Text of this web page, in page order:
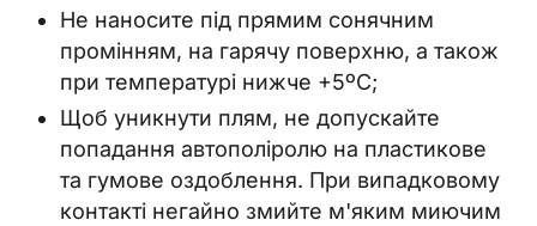
Не наносите під прямим сонячним
промінням, на гарячу поверхню, а також
при температурі нижче +5ºC;
Щоб уникнути плям, не допускайте
попадання автополіролю на пластикове
та гумове оздоблення. При випадковому
контакті негайно змийте м'яким миючим